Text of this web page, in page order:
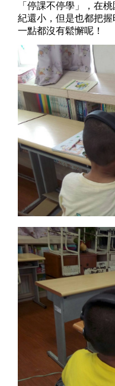
「停課不停學」，在
紀還小，但是也都把握
一點都沒有鬆懈呢！